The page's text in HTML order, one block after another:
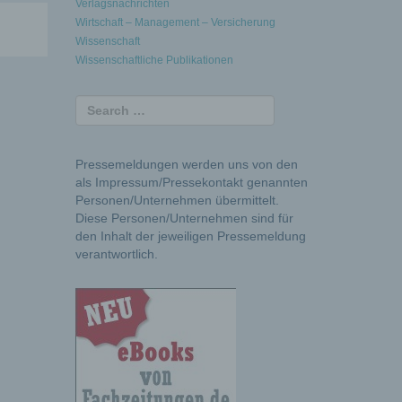
Verlagsnachrichten
Wirtschaft – Management – Versicherung
Wissenschaft
Wissenschaftliche Publikationen
Pressemeldungen werden uns von den
als Impressum/Pressekontakt genannten
Personen/Unternehmen übermittelt.
Diese Personen/Unternehmen sind für
den Inhalt der jeweiligen Pressemeldung
verantwortlich.